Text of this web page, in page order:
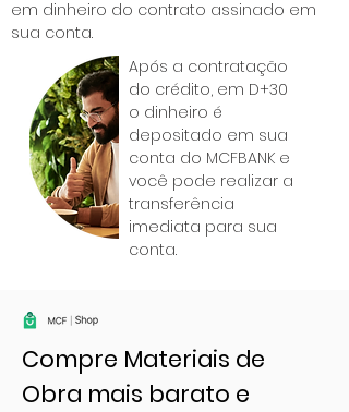
em dinheiro do contrato assinado em
sua conta.
Após a contratação
do crédito, em D+30
o dinheiro é
depositado em sua
conta do MCFBANK e
você pode realizar a
transferência
imediata para sua
conta.
Compre Materiais de
Obra mais barato e